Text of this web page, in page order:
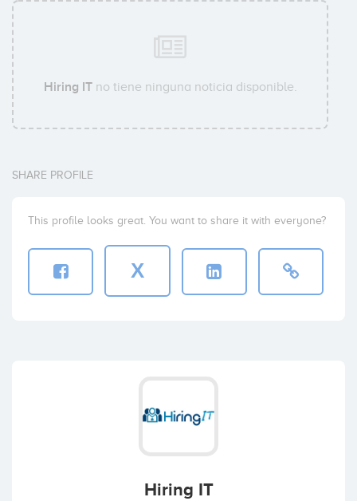
Hiring ITno tiene ninguna noticia disponible.
SHARE PROFILE
This profile looks great. You want to share it with everyone?
X
Hiring IT